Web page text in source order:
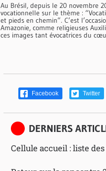
Au Brésil, depuis le 20 novembre
vocationnelle sur le thème :
et pieds en chemin”. C’est
Amazonie, comme religieuses
ces images tant évocatrices du
Facebook Twitter
DERNIERS
Cellule accueil : liste